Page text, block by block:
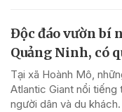
Độc đáo vườn bí
Quảng Ninh, có
Tại xã Hoành Mô,
Atlantic Giant nổi
người dân và du khách.